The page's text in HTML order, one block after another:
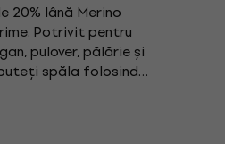
20% lână Merino
Potrivit pentru
pulover, pălărie și
spăla folosind